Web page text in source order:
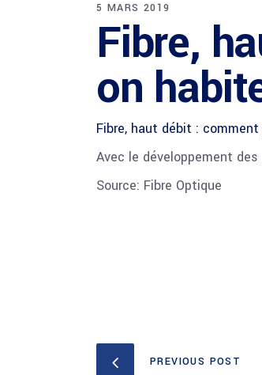
5 MARS 2019
Fibre,
on
Fibre, haut débit :
Avec le développement
Source: Fibre Optique
PREVIOUS POST